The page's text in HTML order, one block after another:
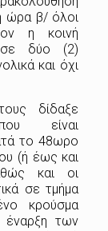
ώρα β/ όλοι
η κοινή
δύο (2)
και όχι
δίδαξε
είναι
το 48ωρο
(ή έως και
και οι
σε τμήμα
κρούσμα
έναρξη των